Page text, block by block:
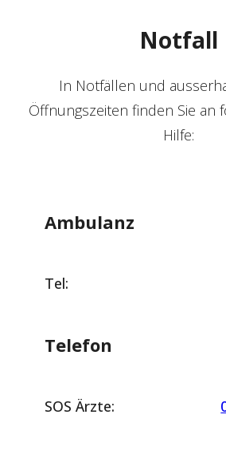
Notfall
In Notfällen und
Öffnungszeiten finden Sie an
Hilfe:
Ambulanz
Tel:
Telefon
SOS Ärzte: